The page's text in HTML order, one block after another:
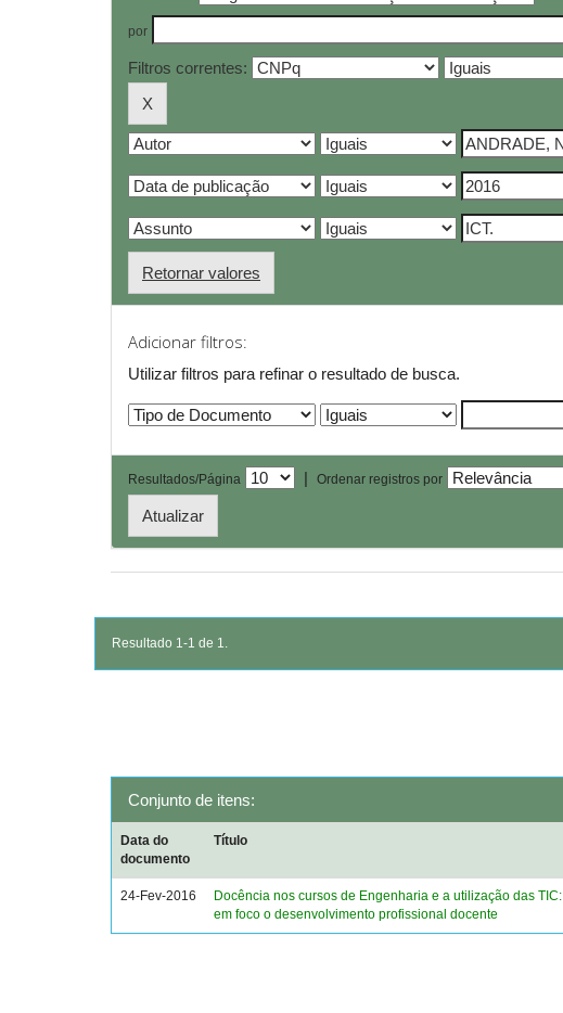
por
Filtros correntes:
Retornar valores
Adicionar filtros:
Utilizar filtros para refinar o resultado de busca.
Resultados/Página | Ordenar registros por
Resultado 1-1 de 1.
Conjunto de itens:
Data do
documento
Título
24-Fev-2016
Docência nos cursos de Engenharia e a utilização das TIC:
em foco o desenvolvimento profissional docente